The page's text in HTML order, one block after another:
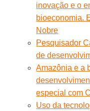
inovação e o
bioeconomia.
Nobre
Pesquisador
de
Amazônia e a
especial com
Uso da